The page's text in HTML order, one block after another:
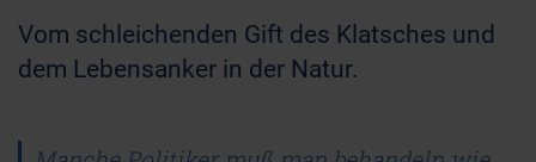
Vom schleichenden Gift des Klatsches und
dem Lebensanker in der Natur.